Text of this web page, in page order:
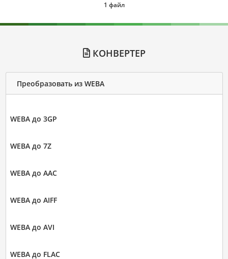
1 файл
КОНВЕРТЕР
Преобразовать из WEBA
WEBA до 3GP
WEBA до 7Z
WEBA до AAC
WEBA до AIFF
WEBA до AVI
WEBA до FLAC